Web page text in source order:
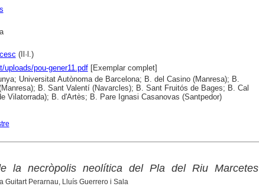
(Il·l.)
uploads/pou-gener11.pdf[Exemplar complet]
Universitat Autònoma de Barcelona; B. del Casino (Manresa); B.
B. Sant Valentí (Navarcles); B. Sant Fruitós de Bages; B. Cal
Vilatorrada); B. d'Artès; B. Pare Ignasi Casanovas (Santpedor)
la necròpolis neolítica del Pla del Riu Marcetes
Guitart Perarnau, Lluís Guerrero i Sala